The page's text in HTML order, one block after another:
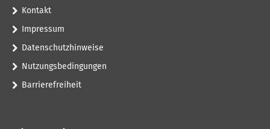
Kontakt
Impressum
Datenschutzhinweise
Nutzungsbedingungen
Barrierefreiheit